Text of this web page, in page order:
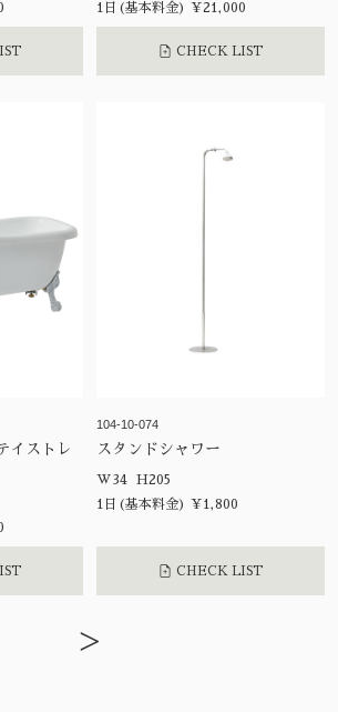
1日(基本料金) ¥21,000
CHECK LIST
イストレ
104-10-074
スタンドシャワー
W34 H205
1日(基本料金) ¥1,800
CHECK LIST
>